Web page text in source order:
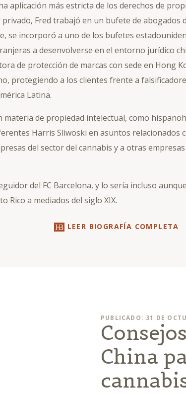
aplicación más estricta de los derechos de
Fred trabajó en un bufete de abogados
se incorporó a uno de los bufetes
a desenvolverse en el entorno jurídico
de protección de marcas con sede en Hong
protegiendo a los clientes frente a
Latina.
materia de propiedad intelectual, como
Harris Sliwoski en asuntos relacionados
del sector del cannabis y a otras
del FC Barcelona, y lo sería incluso
Rico a mediados del siglo XIX.
LEER BIOGRAFÍA COMPLETA
PUBLICADO: 31 DE
China